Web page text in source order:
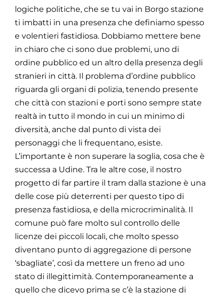
logiche politiche, che se tu vai in Borgo stazione
ti imbatti in una presenza che definiamo spesso
e volentieri fastidiosa. Dobbiamo mettere bene
in chiaro che ci sono due problemi, uno di
ordine pubblico ed un altro della presenza degli
stranieri in città. Il problema d’ordine pubblico
riguarda gli organi di polizia, tenendo presente
che città con stazioni e porti sono sempre state
realtà in tutto il mondo in cui un minimo di
diversità, anche dal punto di vista dei
personaggi che li frequentano, esiste.
L’importante è non superare la soglia, cosa che è
successa a Udine. Tra le altre cose, il nostro
progetto di far partire il tram dalla stazione è una
delle cose più deterrenti per questo tipo di
presenza fastidiosa, e della microcriminalità. Il
comune può fare molto sul controllo delle
licenze dei piccoli locali, che molto spesso
diventano punto di aggregazione di persone
‘sbagliate’, così da mettere un freno ad uno
stato di illegittimità. Contemporaneamente a
quello che dicevo prima se c’è la stazione di